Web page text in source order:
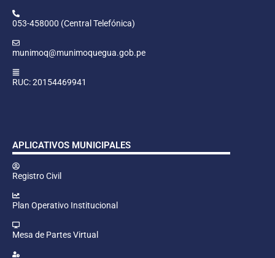
053-458000 (Central Telefónica)
munimoq@munimoquegua.gob.pe
RUC: 20154469941
APLICATIVOS MUNICIPALES
Registro Civil
Plan Operativo Institucional
Mesa de Partes Virtual